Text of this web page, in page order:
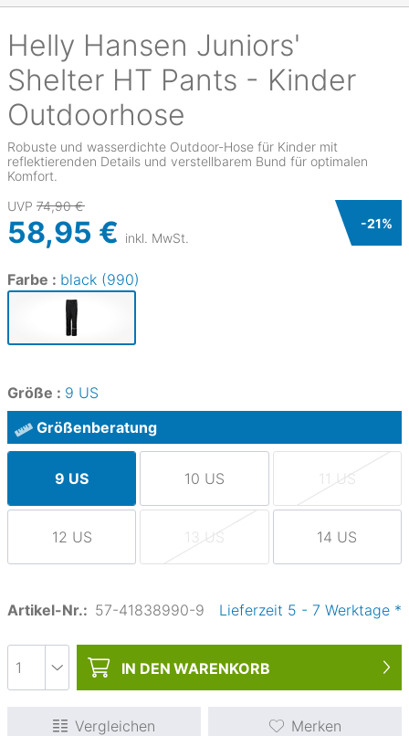
Helly Hansen Juniors'
Shelter HT Pants - Kinder
Outdoorhose
Robuste und wasserdichte Outdoor-Hose für Kinder mit
reflektierenden Details und verstellbarem Bund für optimalen
Komfort.
UVP 74,90 €
58,95 € inkl. MwSt.
-21%
Farbe : black (990)
Größe : 9 US
Größenberatung
9 US 10 US 11 US
12 US 13 US 14 US
Artikel-Nr.: 57-41838990-9 Lieferzeit 5 - 7 Werktage *
IN DEN WARENKORB
Vergleichen Merken